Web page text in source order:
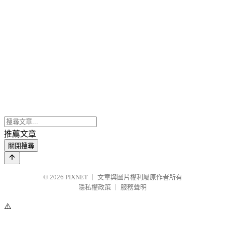
推薦文章
關閉搜尋
© 2026 PIXNET
文章與圖片權利屬原作者所有
隱私權政策
服務聲明
⚠️